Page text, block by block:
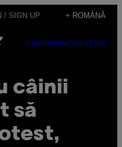
/ SIGN UP + ROMÂNĂ
SUBSCRIBENEWSLETTER
câinii
să